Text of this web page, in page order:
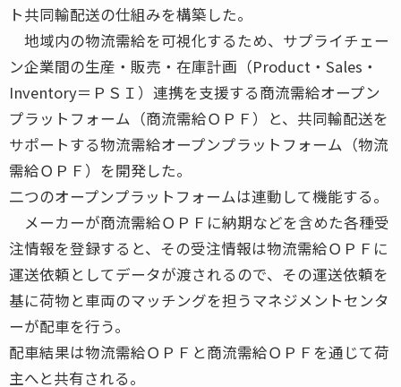
ト共同輸配送の仕組みを構築した。
地域内の物流需給を可視化するため、サプライチェー
ン企業間の生産・販売・在庫計画（Product・Sales・
Inventory＝ＰＳＩ）連携を支援する商流需給オープン
プラットフォーム（商流需給ＯＰＦ）と、共同輸配送を
サポートする物流需給オープンプラットフォーム（物流
需給ＯＰＦ）を開発した。
二つのオープンプラットフォームは連動して機能する。
メーカーが商流需給ＯＰＦに納期などを含めた各種受
注情報を登録すると、その受注情報は物流需給ＯＰＦに
運送依頼としてデータが渡されるので、その運送依頼を
基に荷物と車両のマッチングを担うマネジメントセンタ
ーが配車を行う。
配車結果は物流需給ＯＰＦと商流需給ＯＰＦを通じて荷
主へと共有される。